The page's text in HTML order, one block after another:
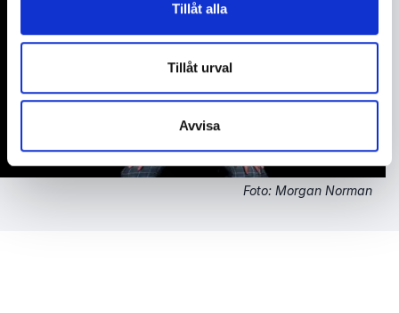
Tillåt alla
Tillåt urval
Avvisa
Foto: Morgan Norman